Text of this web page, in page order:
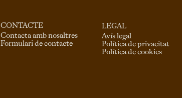
CONTACTE
Contacta amb nosaltres
Formulari de contacte
LEGAL
Avís legal
Política de privacitat
Política de cookies